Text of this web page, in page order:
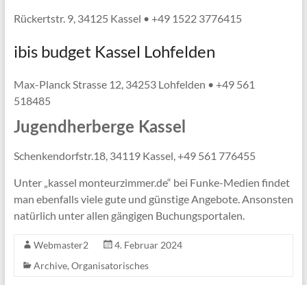
Rückertstr. 9, 34125 Kassel • +49 1522 3776415
ibis budget Kassel Lohfelden
Max-Planck Strasse 12, 34253 Lohfelden • +49 561
518485
Jugendherberge Kassel
Schenkendorfstr.18, 34119 Kassel, +49 561 776455
Unter „kassel monteurzimmer.de“ bei Funke-Medien findet
man ebenfalls viele gute und günstige Angebote. Ansonsten
natürlich unter allen gängigen Buchungsportalen.
Webmaster2
4. Februar 2024
Archive, Organisatorisches